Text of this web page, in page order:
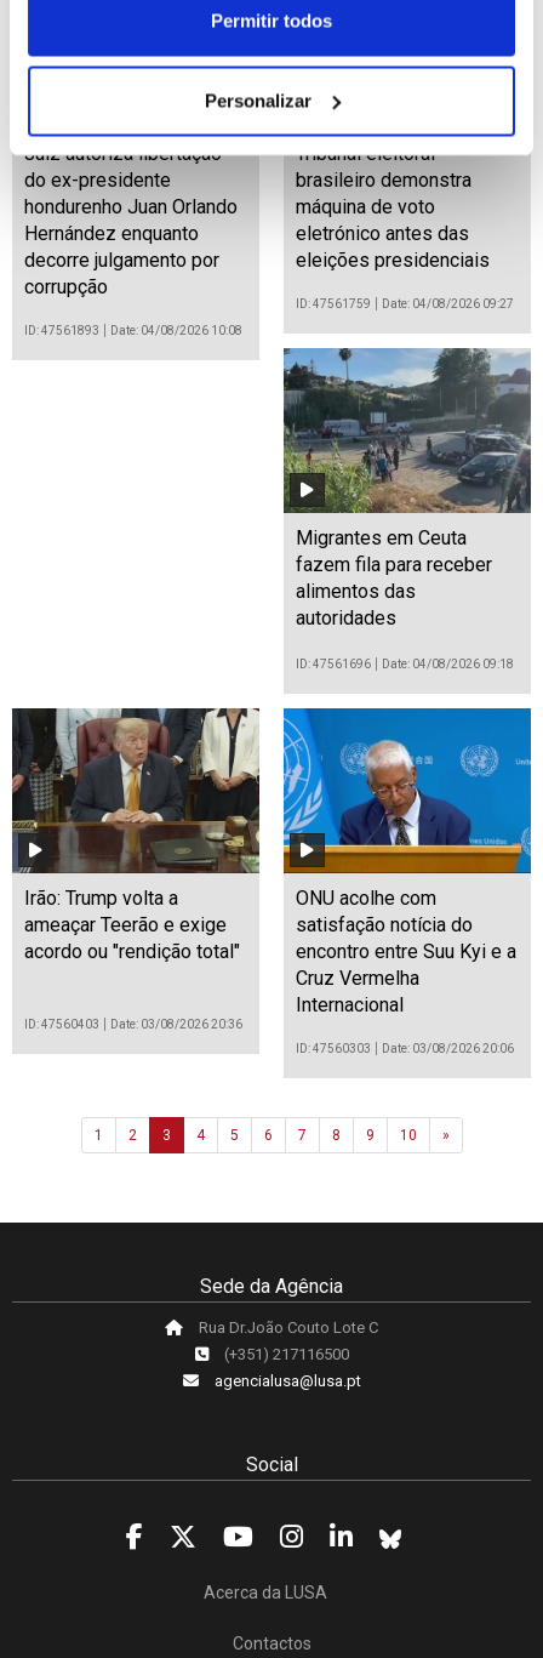
Permitir todos
Personalizar
Juíz autoriza libertação
do ex-presidente
hondurenho Juan Orlando
Hernández enquanto
decorre julgamento por
corrupção
ID: 47561893 Date: 04/08/2026 10:08
Tribunal eleitoral
brasileiro demonstra
máquina de voto
eletrónico antes das
eleições presidenciais
ID: 47561759 Date: 04/08/2026 09:27
Migrantes em Ceuta
fazem fila para receber
alimentos das
autoridades
ID: 47561696 Date: 04/08/2026 09:18
Irão: Trump volta a
ameaçar Teerão e exige
acordo ou "rendição total"
ID: 47560403 Date: 03/08/2026 20:36
ONU acolhe com
satisfação notícia do
encontro entre Suu Kyi e a
Cruz Vermelha
Internacional
ID: 47560303 Date: 03/08/2026 20:06
1 2 3 4 5 6 7 8 9 10 »Next
Sede da Agência
Rua Dr.João Couto Lote C
(+351) 217116500
agencialusa@lusa.pt
Social
Acerca da LUSA
Contactos